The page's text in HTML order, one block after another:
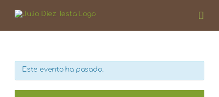
Este evento ha pasado.